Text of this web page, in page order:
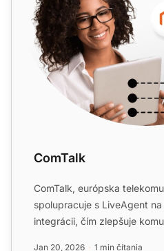
ComTalk
ComTalk, európska
spolupracuje s LiveAgent
integrácii, čím zlepšuje
Jan 20, 2026 1 min čítania